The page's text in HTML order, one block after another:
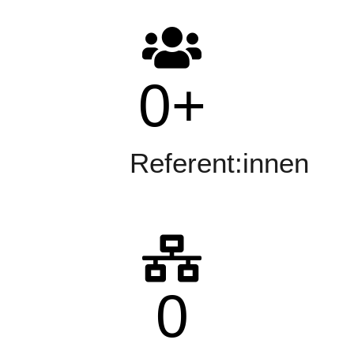
0+
Referent:innen
0